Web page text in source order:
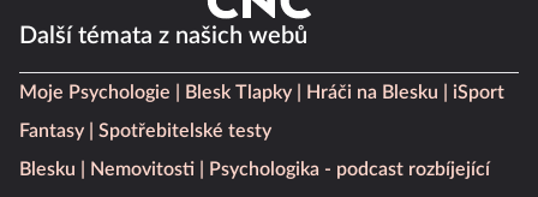
Další témata z našich webů
Moje Psychologie Blesk Tlapky Hráči na Blesku
iSport
Fantasy
Spotřebitelské testy
Blesku
Nemovitosti
Psychologika - podcast rozbíjející